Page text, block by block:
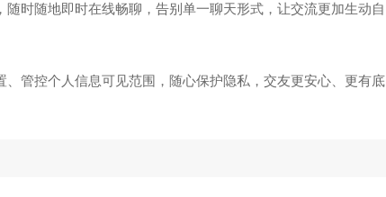
随时随地即时在线畅聊，告别单一聊天形式，让交流更加生动自
管控个人信息可见范围，随心保护隐私，交友更安心、更有底